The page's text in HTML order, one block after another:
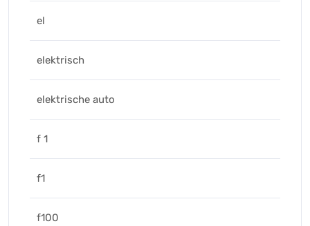
el
elektrisch
elektrische auto
f 1
f1
f100